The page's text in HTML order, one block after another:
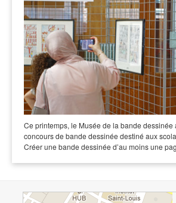
Ce printemps, le Musée de la bande dessinée
concours de bande dessinée destiné aux
Créer une bande dessinée d’au moins une